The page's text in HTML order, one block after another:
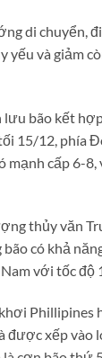
di chuyển,
yếu và giảm
lưu bão kết
15/12, phía
mạnh cấp 6-8,
thủy văn
có khả
với tốc độ
Phillipines
được xếp vào